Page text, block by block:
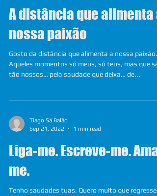
A distância que alimenta a
nossa paixão
Gosto da distância que alimenta a nossa paixão.
Aqueles momentos só meus, só teus, mas que
tão nossos… pela saudade que deixa… de...
Tiago Sá Balão
Sep 21, 2022
1 min read
Liga-me. Escreve-me. Ama-
me.
Tenho saudades tuas. Quero muito que